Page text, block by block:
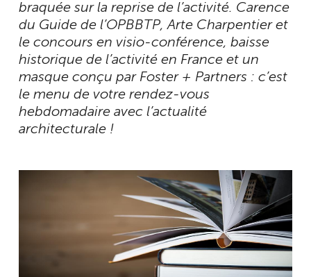
braquée sur la reprise de l’activité. Carence
du Guide de l’OPBBTP, Arte Charpentier et
le concours en visio-conférence, baisse
historique de l’activité en France et un
masque conçu par Foster + Partners : c’est
le menu de votre rendez-vous
hebdomadaire avec l’actualité
architecturale !